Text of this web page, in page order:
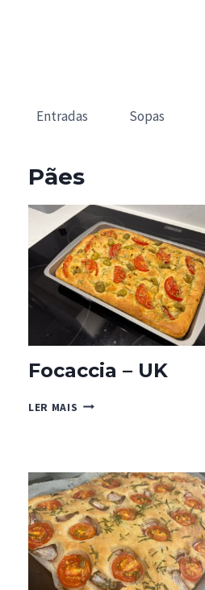
Entradas Sopas
Pães
Focaccia – UK
LER MAIS FOCACCIA